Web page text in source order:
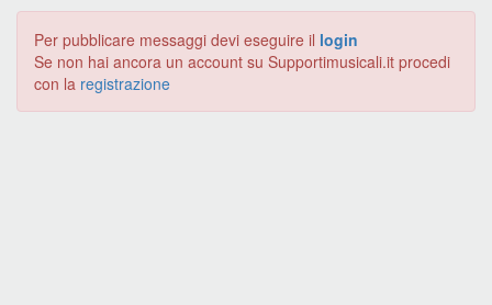
Per pubblicare messaggi devi eseguire il login
Se non hai ancora un account su Supportimusicali.it procedi
con la registrazione